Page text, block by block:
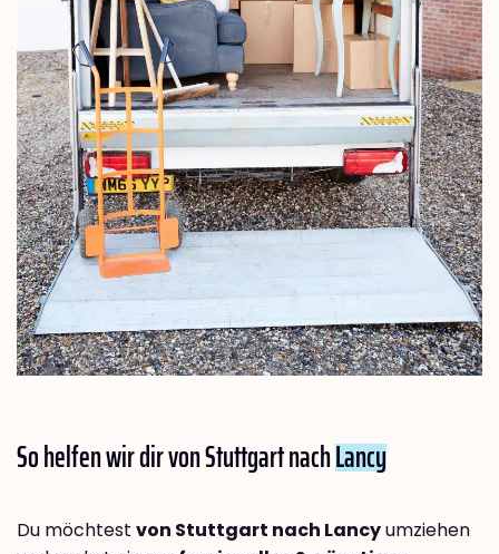
So helfen wir dir von Stuttgart nachLancy
Du möchtest von Stuttgart nach Lancyumziehen